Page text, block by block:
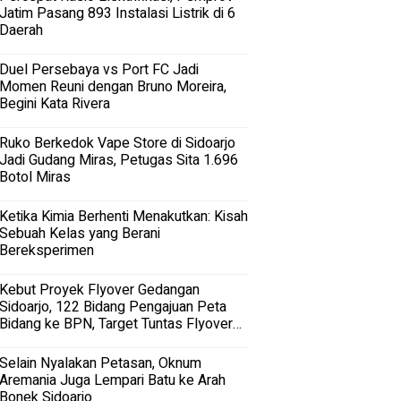
Jatim Pasang 893 Instalasi Listrik di 6
Daerah
Duel Persebaya vs Port FC Jadi
Momen Reuni dengan Bruno Moreira,
Begini Kata Rivera
Ruko Berkedok Vape Store di Sidoarjo
Jadi Gudang Miras, Petugas Sita 1.696
Botol Miras
Ketika Kimia Berhenti Menakutkan: Kisah
Sebuah Kelas yang Berani
Bereksperimen
Kebut Proyek Flyover Gedangan
Sidoarjo, 122 Bidang Pengajuan Peta
Bidang ke BPN, Target Tuntas Flyover
Selain Nyalakan Petasan, Oknum
Aremania Juga Lempari Batu ke Arah